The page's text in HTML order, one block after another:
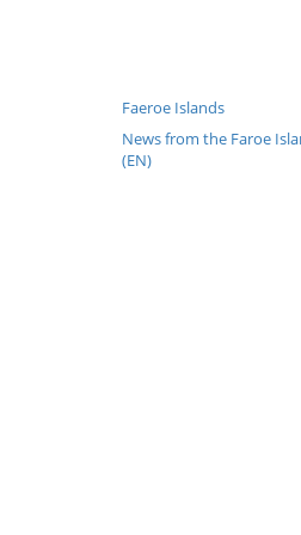
Faeroe Islands
News from the Faroe
(EN)